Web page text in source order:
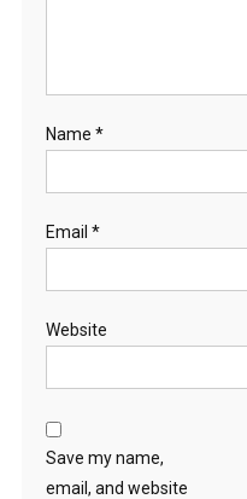
Name *
Email *
Website
Save my name,
email, and website